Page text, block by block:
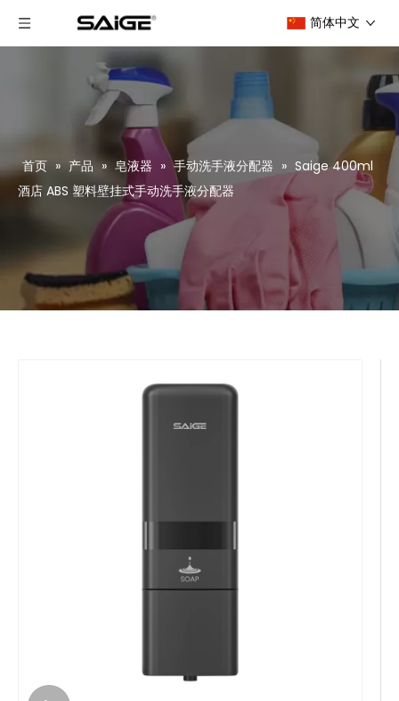
简体中文
首页 » 产品 » 皂液器 » 手动洗手液分配器 » Saige 400ml
酒店 ABS 塑料壁挂式手动洗手液分配器